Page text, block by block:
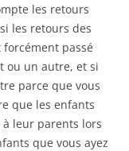
les retours
les retours des
forcément passé
ou un autre, et si
parce que vous
que les enfants
leur parents lors
que vous ayez